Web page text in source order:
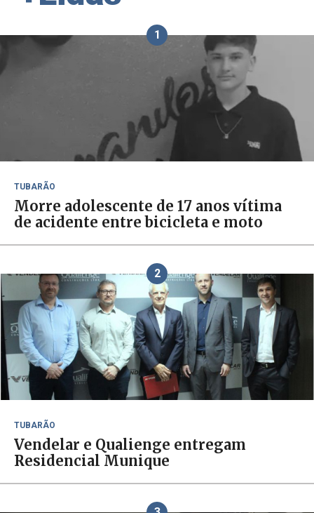
1
TUBARÃO
Morre adolescente de 17 anos vítima
de acidente entre bicicleta e moto
2
TUBARÃO
Vendelar e Qualienge entregam
Residencial Munique